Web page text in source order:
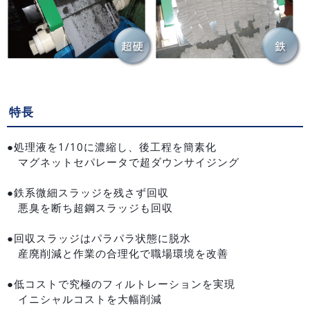
特長
●処理液を1/10に濃縮し、後工程を簡素化
マグネットセパレータで超ダウンサイジング
●鉄系微細スラッジを残さず回収
悪臭を断ち超鋼スラッジも回収
●回収スラッジはパラパラ状態に脱水
産廃削減と作業の合理化で職場環境を改善
●低コストで究極のフィルトレーションを実現
イニシャルコストを大幅削減